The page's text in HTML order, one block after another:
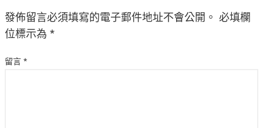
發佈留言必須填寫的電子郵件地址不會公開。 必填欄
位標示為 *
留言 *